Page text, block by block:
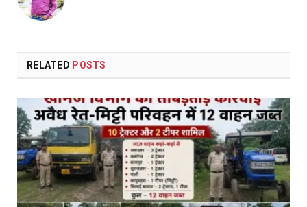
RELATED POSTS